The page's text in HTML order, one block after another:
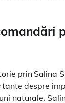
prin Salina
despre
naturale.